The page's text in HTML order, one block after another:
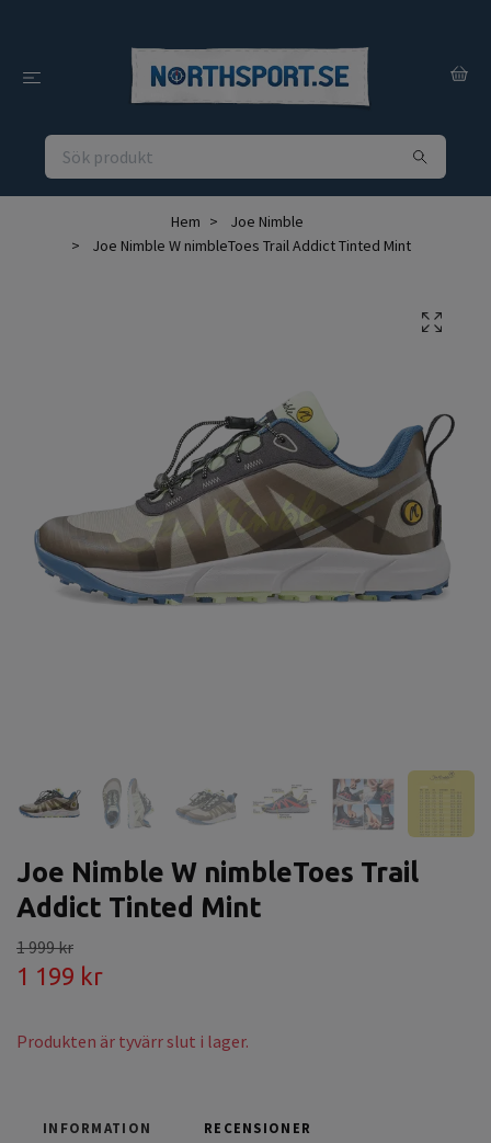
Hem
Joe Nimble
Joe Nimble W nimbleToes Trail Addict Tinted Mint
Joe Nimble W nimbleToes Trail
Addict Tinted Mint
1 999 kr
1 199 kr
Produkten är tyvärr slut i lager.
INFORMATION RECENSIONER